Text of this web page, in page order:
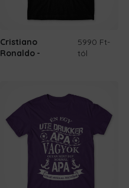
Cristiano
Ronaldo
5990 Ft-
tól